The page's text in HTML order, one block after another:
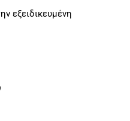
εξειδικευμένη